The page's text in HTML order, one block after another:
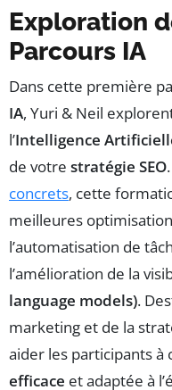
Exploration
Parcours IA
Dans cette première
IA, Yuri & Neil
l’Intelligence
de votre stratégie SEO
concrets, cette
meilleures
l’automatisation de
l’amélioration de la
language models).
marketing et de la
aider les participants à
efficace et adaptée à